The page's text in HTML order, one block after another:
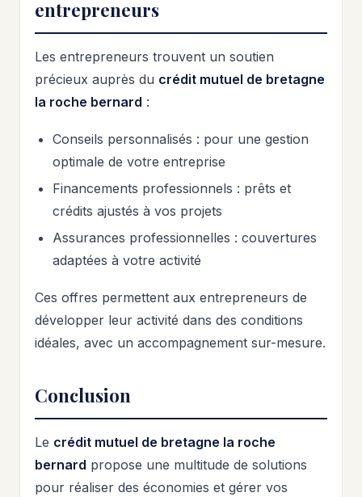
entrepreneurs
Les entrepreneurs trouvent un soutien
précieux auprès du crédit mutuel de bretagne
la roche bernard :
Conseils personnalisés : pour une gestion
optimale de votre entreprise
Financements professionnels : prêts et
crédits ajustés à vos projets
Assurances professionnelles : couvertures
adaptées à votre activité
Ces offres permettent aux entrepreneurs de
développer leur activité dans des conditions
idéales, avec un accompagnement sur-mesure.
Conclusion
Le crédit mutuel de bretagne la roche
bernard propose une multitude de solutions
pour réaliser des économies et gérer vos